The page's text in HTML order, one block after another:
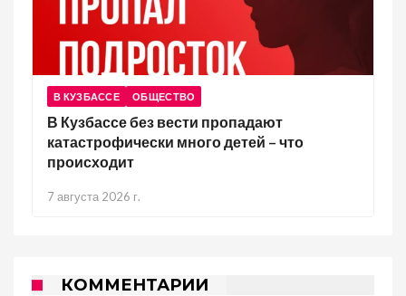
В КУЗБАССЕ ОБЩЕСТВО
В Кузбассе без вести пропадают
катастрофически много детей – что
происходит
7 августа 2026 г.
КОММЕНТАРИИ